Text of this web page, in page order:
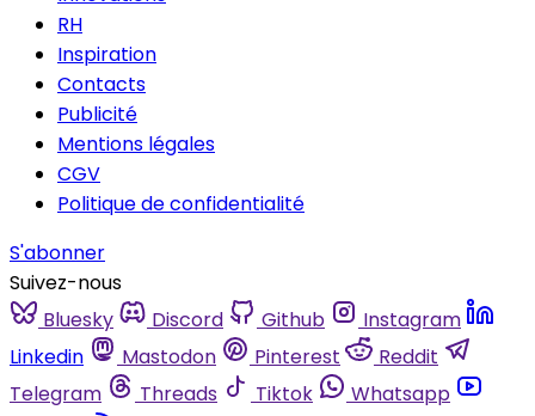
RH
Inspiration
Contacts
Publicité
Mentions légales
CGV
Politique de confidentialité
S'abonner
Suivez-nous
Bluesky
Discord Github
Instagram
Linkedin
Mastodon Pinterest
Reddit
Telegram
Threads Tiktok
Whatsapp